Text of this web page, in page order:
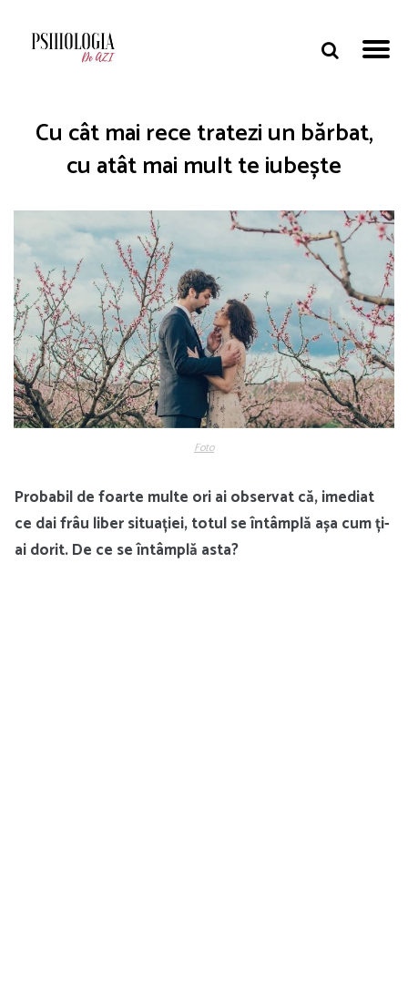
Cu cât mai rece tratezi un bărbat,
cu atât mai mult te iubește
Foto
Probabil de foarte multe ori ai observat că, imediat
ce dai frâu liber situației, totul se întâmplă așa cum ți-
ai dorit. De ce se întâmplă asta?